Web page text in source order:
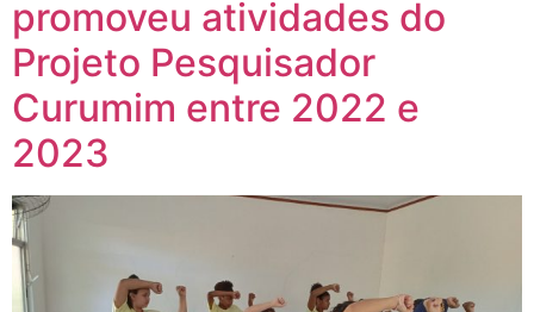
promoveu atividades do
Projeto Pesquisador
Curumim entre 2022 e
2023